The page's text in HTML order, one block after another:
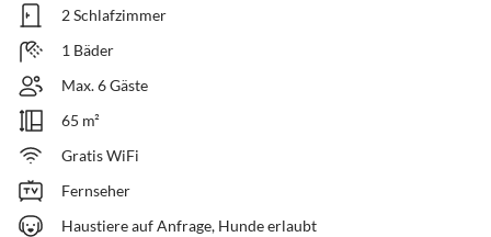
2 Schlafzimmer
1 Bäder
Max. 6 Gäste
65 m²
Gratis WiFi
Fernseher
Haustiere auf Anfrage, Hunde erlaubt